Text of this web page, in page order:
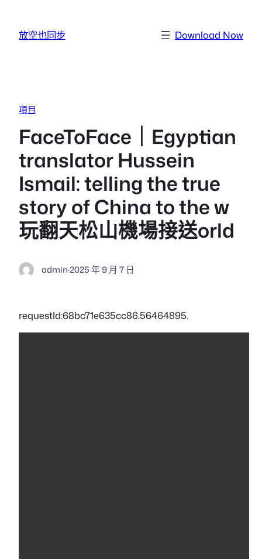
放空也同步 Download Now
項目
FaceToFace｜Egyptian
translator Hussein
Ismail: telling the true
story of China to the w
玩翻天松山機場接送orld
admin·2025 年 9 月 7 日
requestId:68bc71e635cc86.56464895.